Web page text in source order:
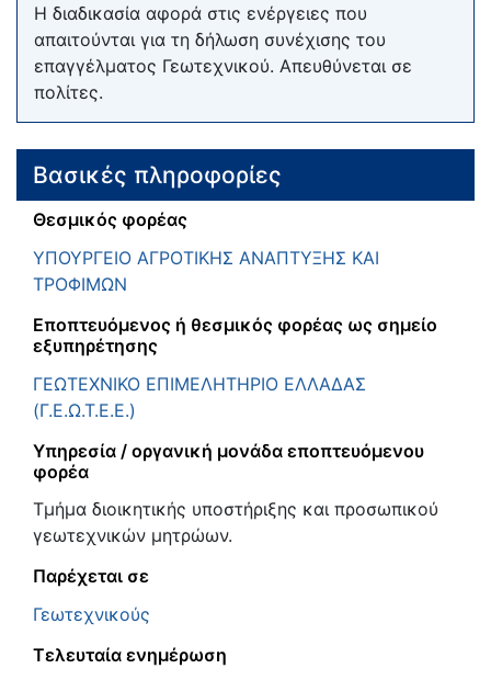
Η διαδικασία αφορά στις ενέργειες που
απαιτούνται για τη δήλωση συνέχισης του
επαγγέλματος Γεωτεχνικού. Απευθύνεται σε
πολίτες.
Βασικές πληροφορίες
Θεσμικός φορέας
ΥΠΟΥΡΓΕΙΟ ΑΓΡΟΤΙΚΗΣ ΑΝΑΠΤΥΞΗΣ ΚΑΙ
ΤΡΟΦΙΜΩΝ
Εποπτευόμενος ή θεσμικός φορέας ως σημείο
εξυπηρέτησης
ΓΕΩΤΕΧΝΙΚΟ ΕΠΙΜΕΛΗΤΗΡΙΟ ΕΛΛΑΔΑΣ
(Γ.Ε.Ω.Τ.Ε.Ε.)
Υπηρεσία / οργανική μονάδα εποπτευόμενου
φορέα
Τμήμα διοικητικής υποστήριξης και προσωπικού
γεωτεχνικών μητρώων.
Παρέχεται σε
Γεωτεχνικούς
Τελευταία ενημέρωση